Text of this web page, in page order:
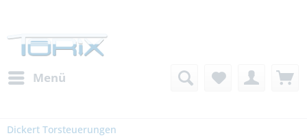
Menü
Dickert Torsteuerungen